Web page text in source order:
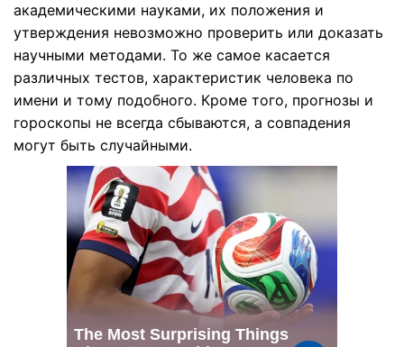
академическими науками, их положения и
утверждения невозможно проверить или доказать
научными методами. То же самое касается
различных тестов, характеристик человека по
имени и тому подобного. Кроме того, прогнозы и
гороскопы не всегда сбываются, а совпадения
могут быть случайными.